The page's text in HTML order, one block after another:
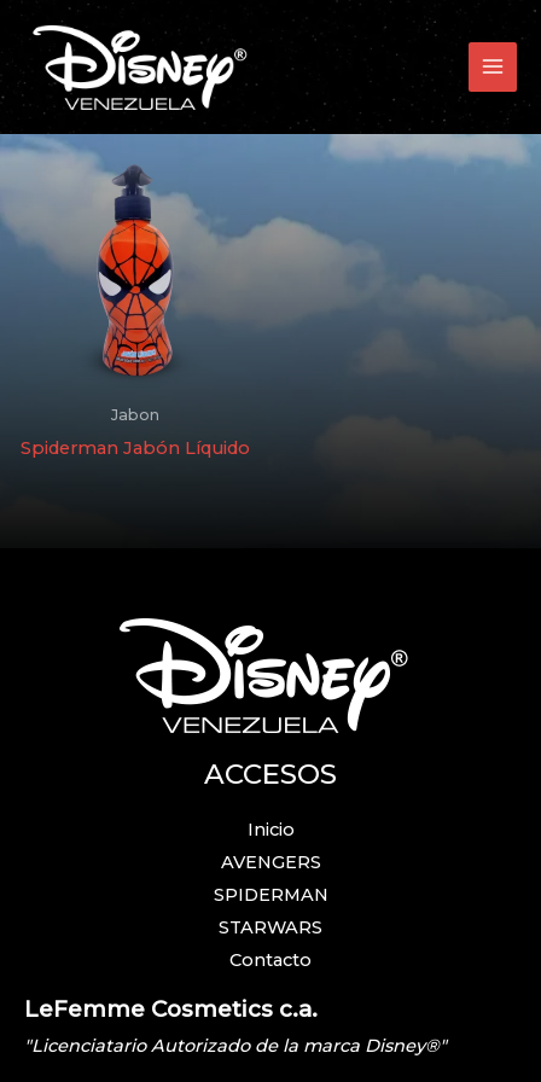
contenido
Jabon
Spiderman Jabón Líquido
ACCESOS
Inicio
AVENGERS
SPIDERMAN
STARWARS
Contacto
LeFemme Cosmetics c.a.
"Licenciatario Autorizado de la marca Disney®"